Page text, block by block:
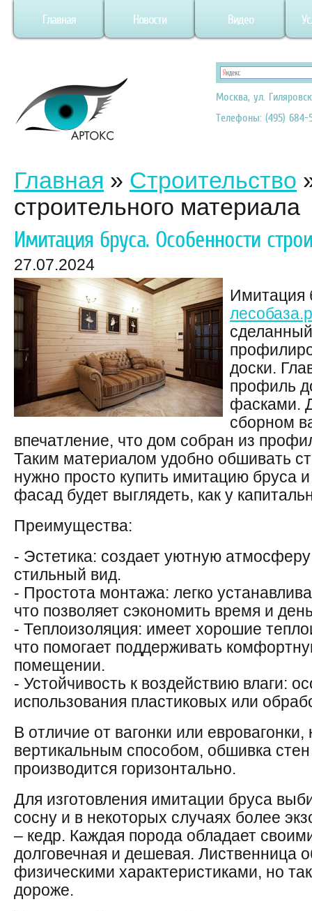
Главная Новости Видео
Москва, ул.
Телефоны: (495) 684-
Главная » Строительство
строительного материала
Имитация бруса. Особенности
27.07.2024
Имитация
доски.
профиль
фасками.
сборном
впечатление, что дом собран из
Таким материалом удобно обшивать
нужно просто купить имитацию бруса
фасад будет выглядеть, как у
Преимущества:
- Эстетика: создает уютную
стильный вид.
- Простота монтажа: легко
что позволяет сэкономить время и
- Теплоизоляция: имеет хорошие
что помогает поддерживать
помещении.
- Устойчивость к воздействию влаги:
использования пластиковых или
В отличие от вагонки или
вертикальным способом, обшивка
производится горизонтально.
Для изготовления имитации бруса
сосну и в некоторых случаях более
– кедр. Каждая порода обладает
долговечная и дешевая. Лиственница
физическими характеристиками, но
дороже.